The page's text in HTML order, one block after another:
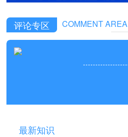
评论专区 COMMENT AREA
最新知识